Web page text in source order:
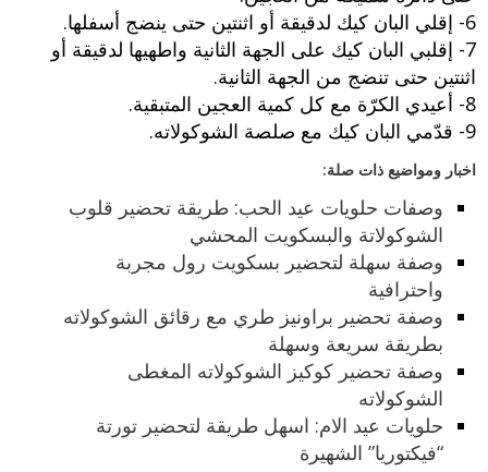
6- إقلي البان كيك لدقيقة أو اثنتين حتى ينضج أسفلها.
7- إقلبي البان كيك على الجهة الثانية واطهيها لدقيقة أو
اثنتين حتى تنضج من الجهة الثانية.
8- أعيدي الكرّة مع كل كمية العجين المتبقية.
9- قدّمي البان كيك مع صلصة الشوكولاته.
اخبار ومواضيع ذات صلة:
وصفات حلويات عيد الحب: طريقة تحضير قلوب
الشوكولاتة والبسكويت المحشي
وصفة سهلة لتحضير بسكويت رول مجربة
واحترافية
وصفة تحضير براونيز طري مع رقائق الشوكولاته
بطريقة سريعة وسهلة
وصفة تحضير كوكيز الشوكولاته المغطى
الشوكولاته
حلويات عيد الام: اسهل طريقة لتحضير تورتة
“فيكتوريا” الشهيرة